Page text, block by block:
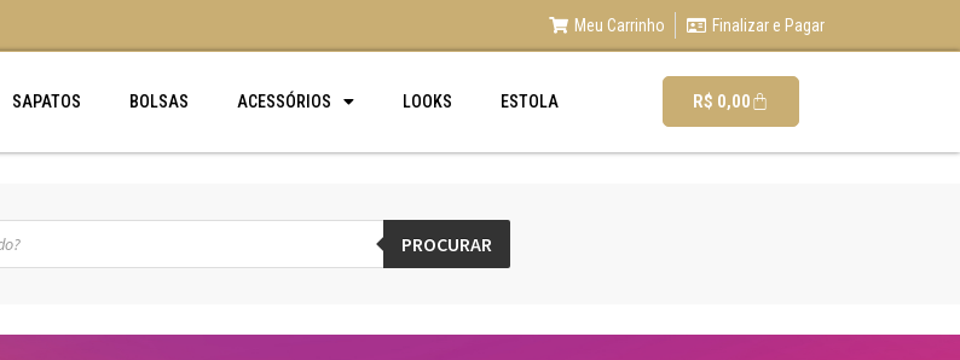
Meu Carrinho Finalizar e Pagar
SAPATOS BOLSAS ACESSÓRIOS LOOKS ESTOLA R$ 0,00
PROCURAR